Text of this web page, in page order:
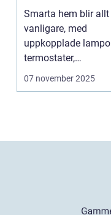
Smarta hem blir allt
vanligare, med
uppkopplade
termostater,
säkerhetskameror
07 november 2025